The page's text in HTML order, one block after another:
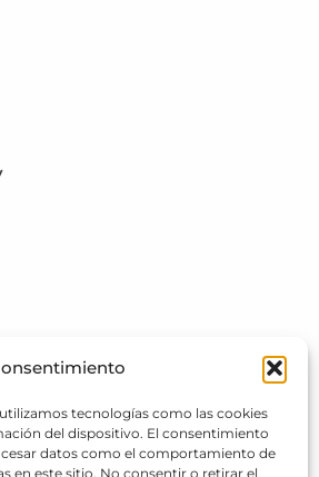
tecnologías como las cookies
del dispositivo. El consentimiento
datos como el comportamiento de
en este sitio. No consentir o retirar el